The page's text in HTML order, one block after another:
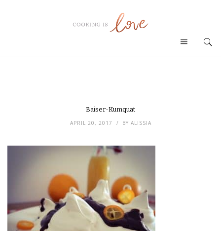
Baiser-Kumquat
APRIL 20, 2017 BY ALISSIA